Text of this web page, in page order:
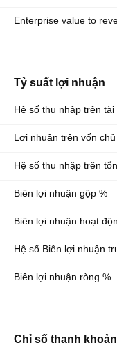
Tỷ suất lợi nhuận
Biên lợi nhuận gộp %
Biên lợi nhuận ròng %
Chỉ số thanh khoản